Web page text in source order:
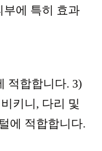
부에 특히 효과
적합합니다. 3)
키니, 다리 및
에 적합합니다.